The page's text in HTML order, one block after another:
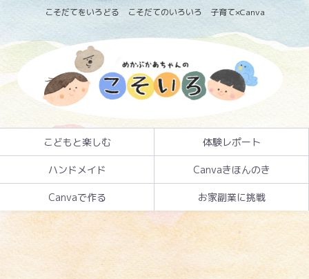
こそだてをいろどる こそだてのいろいろ 子育て×Canva
こどもと楽しむ 体験レポート
ハンドメイド Canvaきほんのき
Canvaで作る お家副業に挑戦